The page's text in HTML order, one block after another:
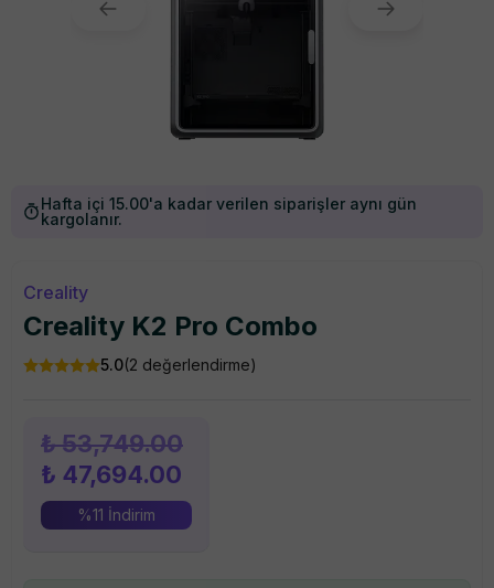
Hafta içi 15.00'a kadar verilen siparişler aynı gün
kargolanır.
Creality
Creality K2 Pro Combo
5.0(2 değerlendirme)
₺ 53,749.00
₺ 47,694.00
%11 İndirim